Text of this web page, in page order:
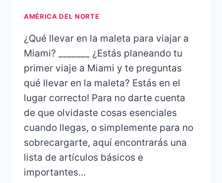
AMÉRICA DEL NORTE
¿Qué llevar en la maleta para viajar a
Miami? _______ ¿Estás planeando tu
primer viaje a Miami y te preguntas
qué llevar en la maleta? Estás en el
lugar correcto! Para no darte cuenta
de que olvidaste cosas esenciales
cuando llegas, o simplemente para no
sobrecargarte, aquí encontrarás una
lista de artículos básicos e
importantes…